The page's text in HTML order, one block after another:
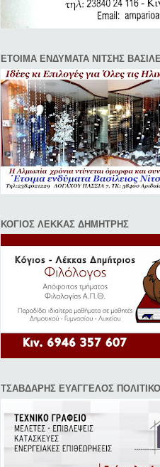
ΕΤΟΙΜΑ ΕΝΔΥΜΑΤΑ ΝΙΤΣΗΣ
ΚΟΓΙΟΣ ΛΕΚΚΑΣ ΔΗΜΗΤΡΗΣ
ΤΣΑΒΔΑΡΗΣ ΕΥΑΓΓΕΛΟΣ